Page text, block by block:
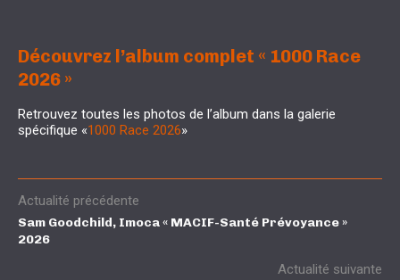
Découvrez l’album complet « 1000 Race
2026 »
Retrouvez toutes les photos de l’album dans la galerie
spécifique «1000 Race 2026»
Actualité précédente
Sam Goodchild, Imoca « MACIF-Santé Prévoyance »
2026
Actualité suivante